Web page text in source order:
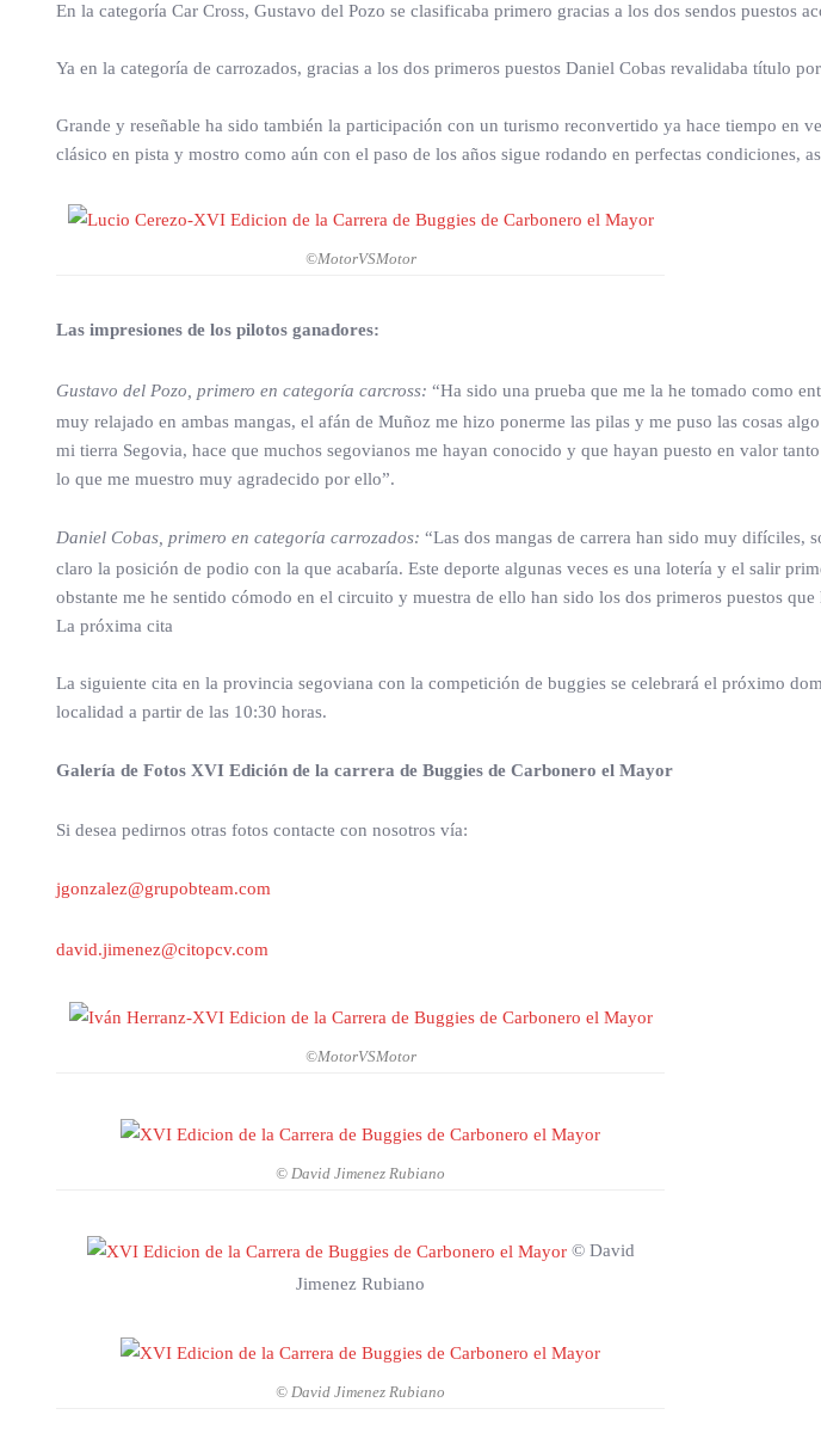
En la categoría Car Cross, Gustavo del Pozo se clasificaba primero gracias a los dos sendos puestos
Ya en la categoría de carrozados, gracias a los dos primeros puestos Daniel Cobas revalidaba título
Grande y reseñable ha sido también la participación con un turismo reconvertido ya hace tiempo en
clásico en pista y mostro como aún con el paso de los años sigue rodando en perfectas condiciones,
©MotorVSMotor
Las impresiones de los pilotos ganadores:
Gustavo del Pozo, primero en categoría carcross: “Ha sido una prueba que me la he tomado como
muy relajado en ambas mangas, el afán de Muñoz me hizo ponerme las pilas y me puso las cosas
mi tierra Segovia, hace que muchos segovianos me hayan conocido y que hayan puesto en valor
lo que me muestro muy agradecido por ello”.
Daniel Cobas, primero en categoría carrozados: “Las dos mangas de carrera han sido muy difíciles,
claro la posición de podio con la que acabaría. Este deporte algunas veces es una lotería y el salir
obstante me he sentido cómodo en el circuito y muestra de ello han sido los dos primeros puestos que
La próxima cita
La siguiente cita en la provincia segoviana con la competición de buggies se celebrará el próximo
localidad a partir de las 10:30 horas.
Galería de Fotos XVI Edición de la carrera de Buggies de Carbonero el Mayor
Si desea pedirnos otras fotos contacte con nosotros vía:
jgonzalez@grupobteam.com
david.jimenez@citopcv.com
©MotorVSMotor
© David Jimenez Rubiano
© David
Jimenez Rubiano
© David Jimenez Rubiano